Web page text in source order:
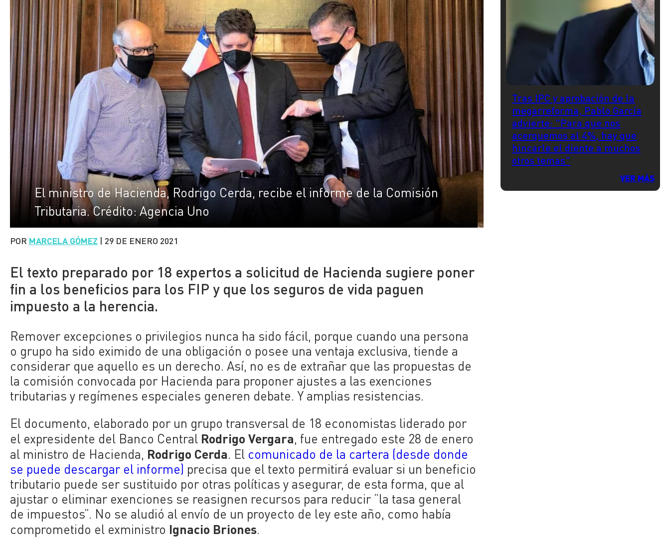
El ministro de Hacienda, Rodrigo Cerda, recibe el informe de la Comisión
Tributaria. Crédito: Agencia Uno
POR MARCELA GÓMEZ | 29 DE ENERO 2021
El texto preparado por 18 expertos a solicitud de Hacienda sugiere poner
fin a los beneficios para los FIP y que los seguros de vida paguen
impuesto a la herencia.
Remover excepciones o privilegios nunca ha sido fácil, porque cuando una persona
o grupo ha sido eximido de una obligación o posee una ventaja exclusiva, tiende a
considerar que aquello es un derecho. Así, no es de extrañar que las propuestas de
la comisión convocada por Hacienda para proponer ajustes a las exenciones
tributarias y regímenes especiales generen debate. Y amplias resistencias.
El documento, elaborado por un grupo transversal de 18 economistas liderado por
el expresidente del Banco Central Rodrigo Vergara, fue entregado este 28 de enero
al ministro de Hacienda, Rodrigo Cerda. El comunicado de la cartera (desde donde
se puede descargar el informe) precisa que el texto permitirá evaluar si un beneficio
tributario puede ser sustituido por otras políticas y asegurar, de esta forma, que al
ajustar o eliminar exenciones se reasignen recursos para reducir “la tasa general
de impuestos”. No se aludió al envío de un proyecto de ley este año, como había
comprometido el exministro Ignacio Briones.
Tras IPC y aprobación de la
megarreforma, Pablo García
advierte: "Para que nos
acerquemos al 4%, hay que
hincarle el diente a muchos
otros temas"
VER MÁS